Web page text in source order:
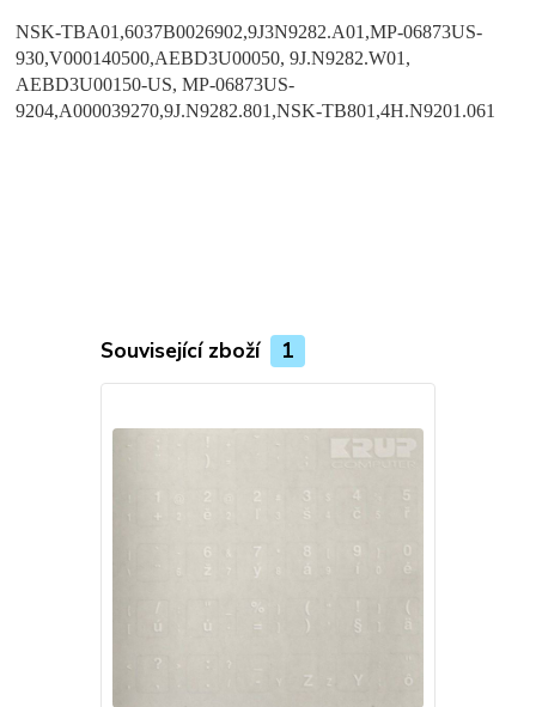
NSK-TBA01,6037B0026902,9J3N9282.A01,MP-06873US-
930,V000140500,AEBD3U00050, 9J.N9282.W01,
AEBD3U00150-US, MP-06873US-
9204,A000039270,9J.N9282.801,NSK-TB801,4H.N9201.061
Související zboží 1